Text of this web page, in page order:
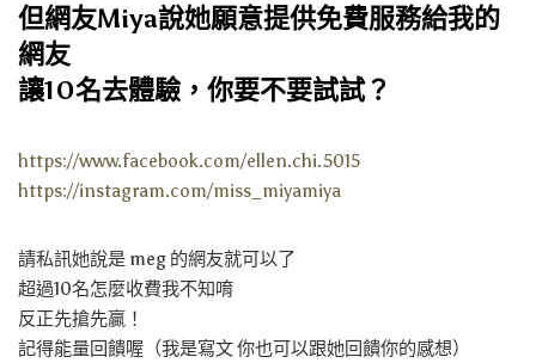
但網友Miya說她願意提供免費服務給我的
網友
讓10名去體驗，你要不要試試？
https://www.facebook.com/ellen.chi.5015
https://instagram.com/miss_miyamiya
請私訊她說是 meg 的網友就可以了
超過10名怎麼收費我不知唷
反正先搶先贏！
記得能量回饋喔（我是寫文 你也可以跟她回饋你的感想）